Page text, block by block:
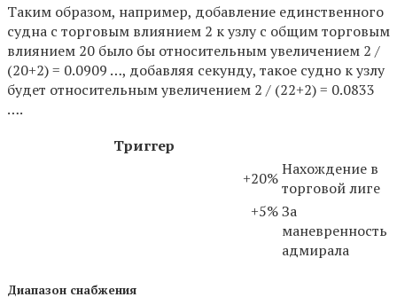
Таким образом, например, добавление единственного
судна с торговым влиянием 2 к узлу с общим торговым
влиянием 20 было бы относительным увеличением 2 /
(20+2) = 0.0909 …, добавляя секунду, такое судно к узлу
будет относительным увеличением 2 / (22+2) = 0.0833
….
Триггер
+20%Нахождение в
торговой лиге
+5%За
маневренность
адмирала
Диапазон снабжения